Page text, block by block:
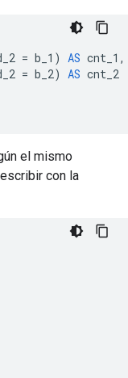
= b_1 ) AS cnt_1 ,
= b_2) AS cnt_2
el mismo
con la